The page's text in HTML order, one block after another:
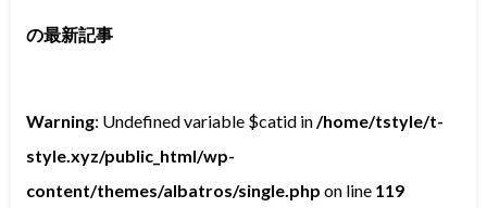
の最新記事
Warning: Undefined variable $catid in/home/tstyle/t-
style.xyz/public_html/wp-
content/themes/albatros/single.php on line 119